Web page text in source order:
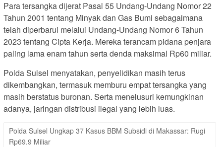
Para tersangka dijerat Pasal 55 Undang-Undang Nomor 22
Tahun 2001 tentang Minyak dan Gas Bumi sebagaimana
telah diperbarui melalui Undang-Undang Nomor 6 Tahun
2023 tentang Cipta Kerja. Mereka terancam pidana penjara
paling lama enam tahun serta denda maksimal Rp60 miliar.
Polda Sulsel menyatakan, penyelidikan masih terus
dikembangkan, termasuk memburu empat tersangka yang
masih berstatus buronan. Serta menelusuri kemungkinan
adanya, jaringan distribusi ilegal yang lebih luas.
Polda Sulsel Ungkap 37 Kasus BBM Subsidi di Makassar: Rugi
Rp69.9 Miliar